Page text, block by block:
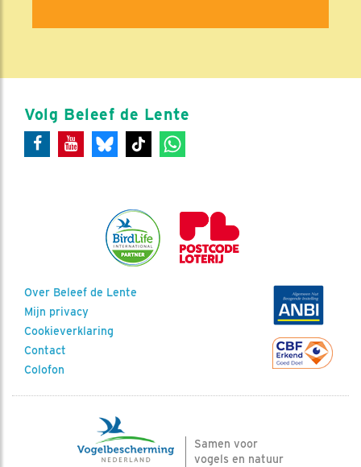
Volg Beleef de Lente
Over Beleef de Lente
Mijn privacy
Cookieverklaring
Contact
Colofon
Samen voor
vogels en natuur